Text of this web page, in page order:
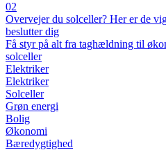
02
Overvejer du solceller? Her er de
beslutter dig
Få styr på alt fra taghældning til
solceller
Elektriker
Elektriker
Solceller
Grøn energi
Bolig
Økonomi
Bæredygtighed